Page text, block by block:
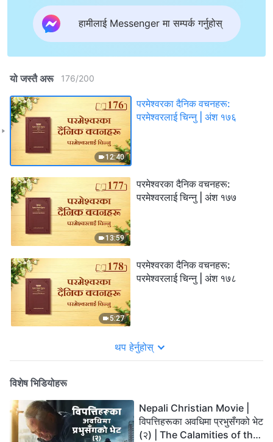
हामीलाई Messenger मा सम्पर्क गर्नुहोस्
यो जस्तै अरू 176/200
12:40
परमेश्‍वरका दैनिक वचनहरू:
परमेश्‍वरलाई चिन्‍नु | अंश १७६
13:59
परमेश्‍वरका दैनिक वचनहरू:
परमेश्‍वरलाई चिन्‍नु | अंश १७७
5:27
परमेश्‍वरका दैनिक वचनहरू:
परमेश्‍वरलाई चिन्‍नु | अंश १७८
थप हेर्नुहोस्
विशेष भिडियोहरू
Nepali Christian Movie |
विपत्तिहरूका अवधिमा प्रभुसँगको भेट
(२) | The Calamities of the